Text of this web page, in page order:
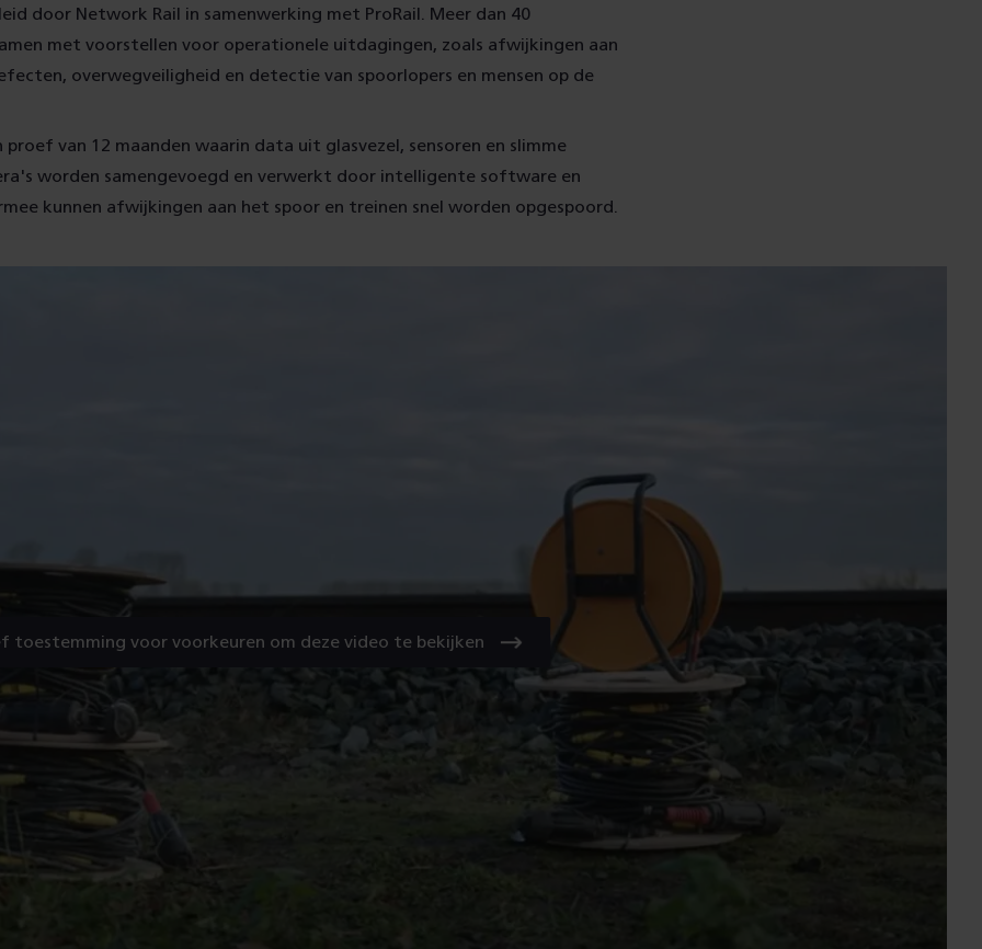
door Network Rail in samenwerking met ProRail. Meer dan 40
met voorstellen voor operationele uitdagingen, zoals afwijkingen aan
overwegveiligheid en detectie van spoorlopers en mensen op de
proef van 12 maanden waarin data uit glasvezel, sensoren en slimme
worden samengevoegd en verwerkt door intelligente software en
kunnen afwijkingen aan het spoor en treinen snel worden opgespoord.
toestemming voor voorkeuren om deze video te bekijken